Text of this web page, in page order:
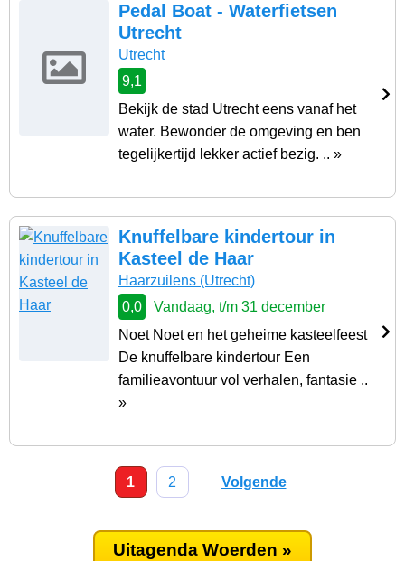
Pedal Boat - Waterfietsen
Utrecht
Utrecht
9,1
Bekijk de stad Utrecht eens vanaf het
water. Bewonder de omgeving en ben
tegelijkertijd lekker actief bezig. .. »
Knuffelbare kindertour in
Kasteel de Haar
Haarzuilens (Utrecht)
0,0
Vandaag, t/m 31 december
Noet Noet en het geheime kasteelfeest
De knuffelbare kindertour Een
familieavontuur vol verhalen, fantasie ..
»
1 2 Volgende
Uitagenda Woerden »